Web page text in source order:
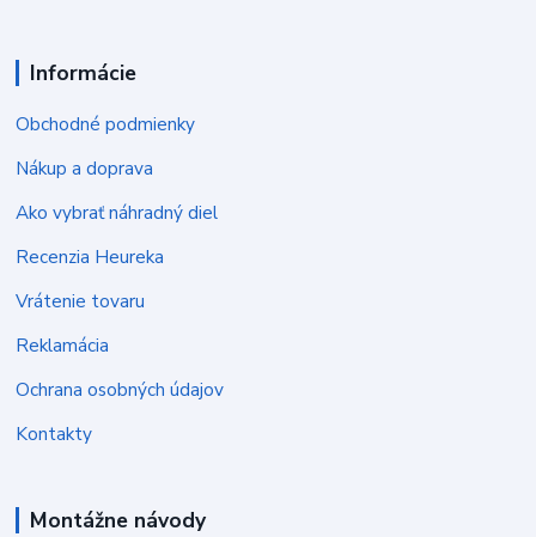
Informácie
Obchodné podmienky
Nákup a doprava
Ako vybrať náhradný diel
Recenzia Heureka
Vrátenie tovaru
Reklamácia
Ochrana osobných údajov
Kontakty
Montážne návody